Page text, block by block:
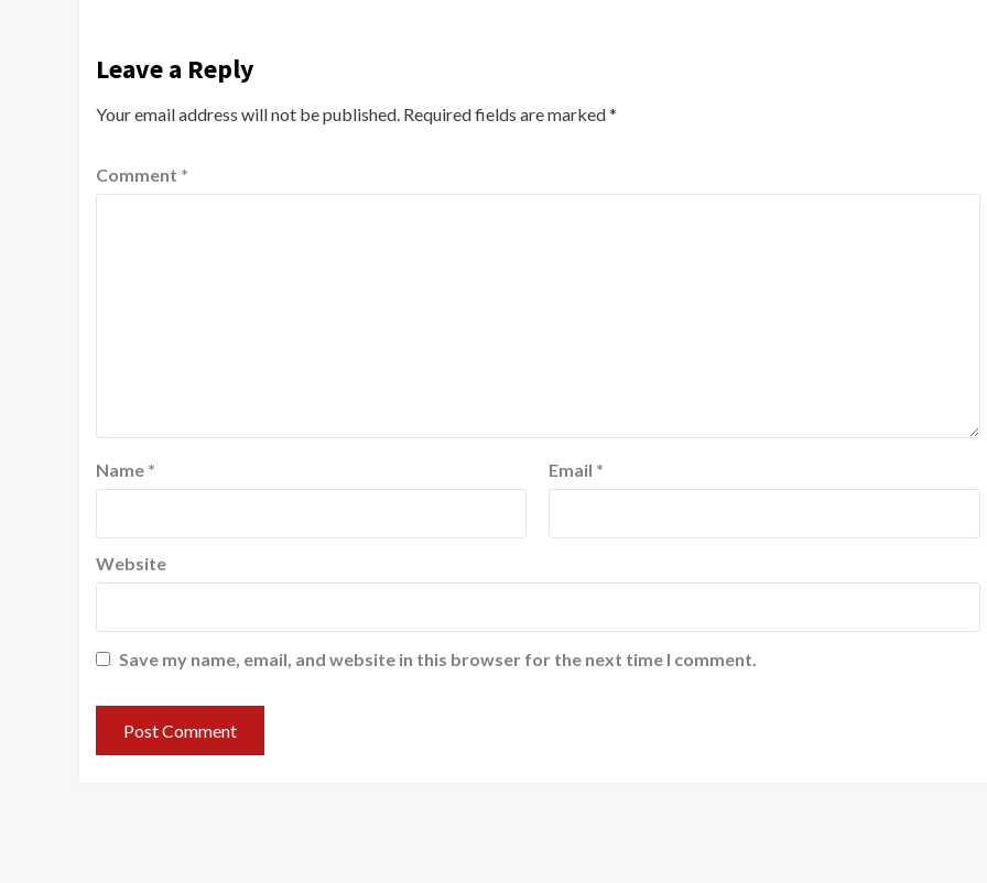
Leave a Reply
Your email address will not be published. Required fields are marked*
Comment *
Name * Email *
Website
Save my name, email, and website in this browser for the next time I comment.